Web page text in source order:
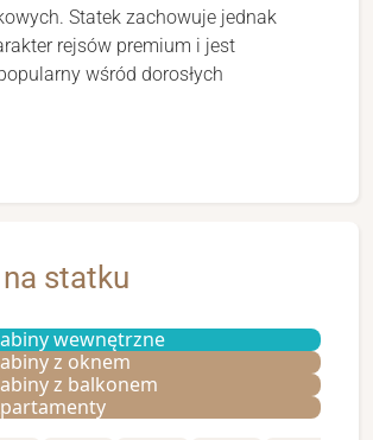
Statek zachowuje jednak
rejsów premium i jest
wśród dorosłych
na statku
wewnętrzne
z oknem
z balkonem